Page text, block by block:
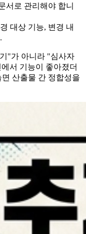
서로 관리해야 합니
대상 기능, 변경 내
"가 아니라 "심사자
서 기능이 좋아졌더
산출물 간 정합성을